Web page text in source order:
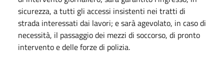
sicurezza, a tutti gli accessi insistenti nei tratti di
strada interessati dai lavori; e sarà agevolato, in caso di
necessità, il passaggio dei mezzi di soccorso, di pronto
intervento e delle forze di polizia.